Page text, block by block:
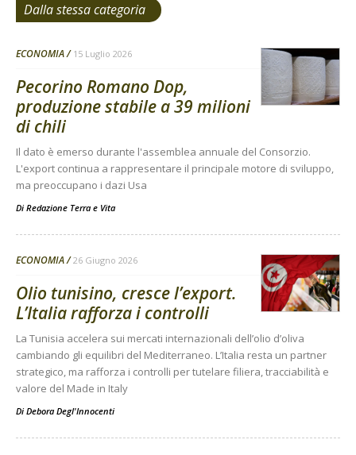
Dalla stessa categoria
ECONOMIA 15 Luglio 2026
Pecorino Romano Dop,
produzione stabile a 39 milioni
di chili
Il dato è emerso durante l'assemblea annuale del Consorzio.
L'export continua a rappresentare il principale motore di sviluppo,
ma preoccupano i dazi Usa
Di Redazione Terra e Vita
ECONOMIA 26 Giugno 2026
Olio tunisino, cresce l’export.
L’Italia rafforza i controlli
La Tunisia accelera sui mercati internazionali dell’olio d’oliva
cambiando gli equilibri del Mediterraneo. L’Italia resta un partner
strategico, ma rafforza i controlli per tutelare filiera, tracciabilità e
valore del Made in Italy
Di Debora Degl'Innocenti